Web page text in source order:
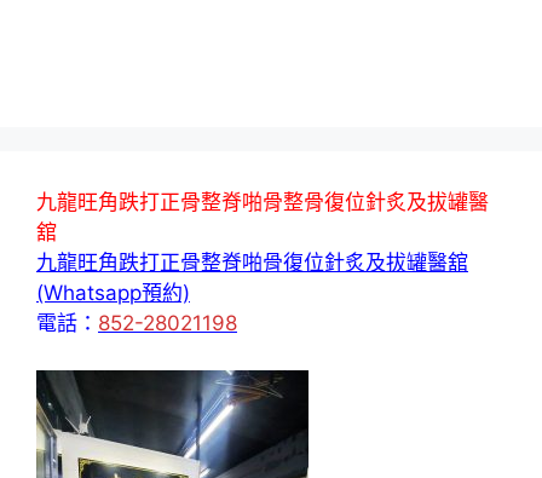
九龍旺角跌打正骨整脊啪骨整骨復位針炙及拔罐醫
舘
九龍旺角跌打正骨整脊啪骨復位針炙及拔罐醫舘
(Whatsapp預約)
電話： 852-28021198